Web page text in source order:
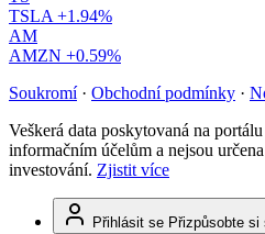
TSLA +1.94%
AM
AMZN +0.59%
Soukromí · Obchodní podmínky ·
Veškerá data poskytovaná na
informačním účelům a nejsou
investování. Zjistit více
Přihlásit se Přizpůsobte si